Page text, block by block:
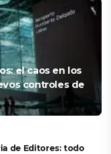
el caos en los
controles de
de Editores: todo